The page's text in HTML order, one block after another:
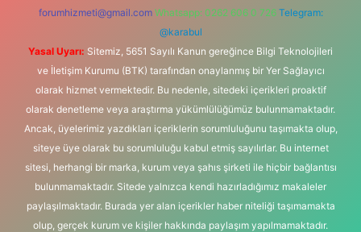
forumhizmeti@gmail.com Whatsapp: 0262 606 0 726 Telegram:
@karabul
Yasal Uyarı: Sitemiz, 5651 Sayılı Kanun gereğince Bilgi Teknolojileri
ve İletişim Kurumu (BTK) tarafından onaylanmış bir Yer Sağlayıcı
olarak hizmet vermektedir. Bu nedenle, sitedeki içerikleri proaktif
olarak denetleme veya araştırma yükümlülüğümüz bulunmamaktadır.
Ancak, üyelerimiz yazdıkları içeriklerin sorumluluğunu taşımakta olup,
siteye üye olarak bu sorumluluğu kabul etmiş sayılırlar. Bu internet
sitesi, herhangi bir marka, kurum veya şahıs şirketi ile hiçbir bağlantısı
bulunmamaktadır. Sitede yalnızca kendi hazırladığımız makaleler
paylaşılmaktadır. Burada yer alan içerikler haber niteliği taşımamakta
olup, gerçek kurum ve kişiler hakkında paylaşım yapılmamaktadır.